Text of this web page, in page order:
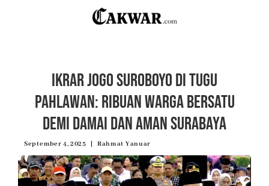
Ikrar Jogo Suroboyo di Tugu
Pahlawan: Ribuan Warga Bersatu
Demi Damai dan Aman Surabaya
September 4, 2025 Rahmat Yanuar